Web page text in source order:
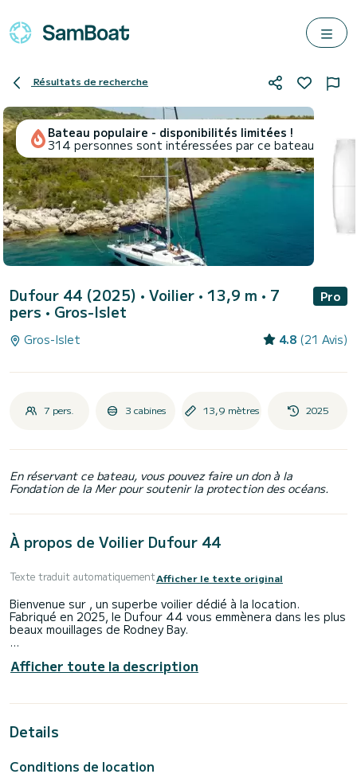
Résultats de recherche
Bateau populaire - disponibilités limitées !
314 personnes sont intéressées par ce bateau
Dufour 44 (2025) • Voilier • 13,9 m • 7
pers • Gros-Islet
Pro
Gros-Islet 4.8 (21 Avis)
7 pers. 3 cabines 13,9 mètres 2025
En réservant ce bateau, vous pouvez faire un don à la
Fondation de la Mer pour soutenir la protection des océans.
À propos de Voilier Dufour 44
Texte traduit automatiquementAfficher le texte original
Bienvenue sur , un superbe voilier dédié à la location.
Fabriqué en 2025, le Dufour 44 vous emmènera dans les plus
beaux mouillages de Rodney Bay.
capacité d'embarcation de 7 personnes. Avec une longueur
totale de 14 mètres, il sera votre meilleur allié pour passer
de Rodney Bay
Pour votre confort, possède 3 toilettes avec douche
Génois sur enrouleur. Il possède notamment les
Afficher toute la description
Details
Conditions de location